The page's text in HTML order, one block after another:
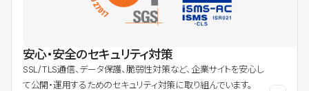
安心・安全のセキュリティ対策
SSL/TLS通信、データ保護、脆弱性対策など、企業サイトを安心し
て公開・運用するためのセキュリティ対策に取り組んでいます。